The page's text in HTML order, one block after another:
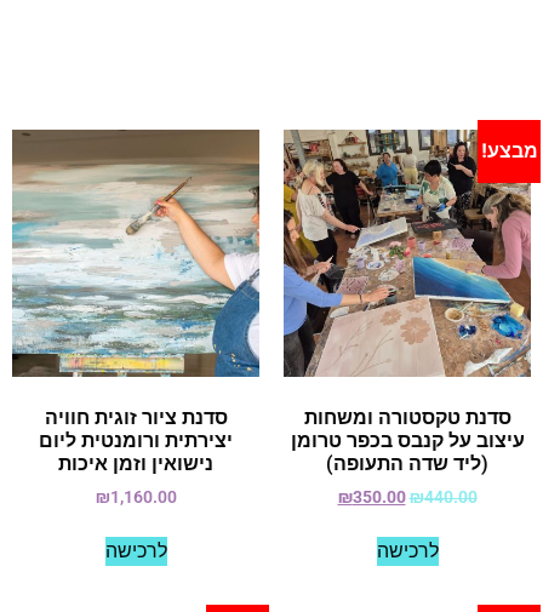
מבצע!
סדנת טקסטורה ומשחות
עיצוב על קנבס בכפר טרומן
(ליד שדה התעופה)
₪440.00
₪350.00
לרכישה
סדנת ציור זוגית חוויה
יצירתית ורומנטית ליום
נישואין וזמן איכות
₪1,160.00
לרכישה